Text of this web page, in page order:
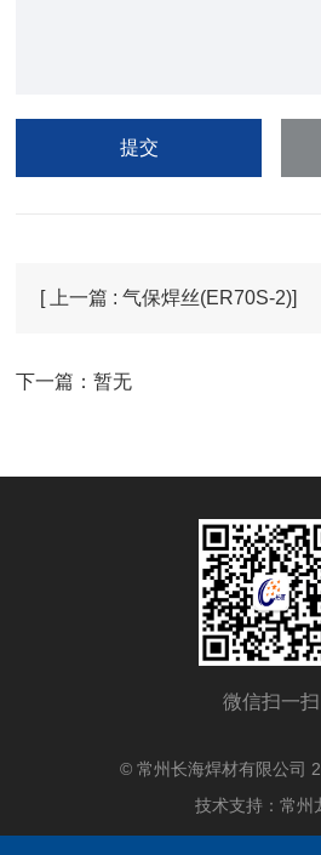
[ 上一篇 : 气保焊丝(ER70S-2)]
下一篇：暂无
微信扫一扫
© 常州长海焊材有限公司
技术支持： 常州